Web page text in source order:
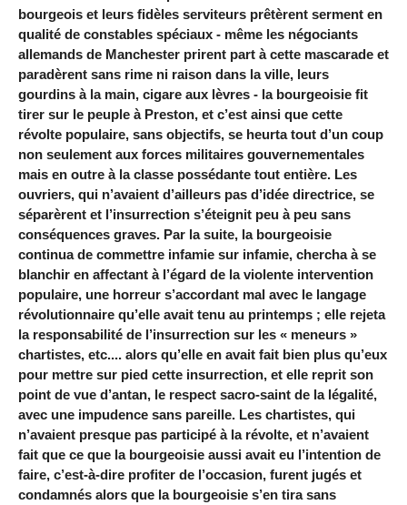
bourgeois et leurs fidèles serviteurs prêtèrent serment en
qualité de constables spéciaux - même les négociants
allemands de Manchester prirent part à cette mascarade et
paradèrent sans rime ni raison dans la ville, leurs
gourdins à la main, cigare aux lèvres - la bourgeoisie fit
tirer sur le peuple à Preston, et c’est ainsi que cette
révolte populaire, sans objectifs, se heurta tout d’un coup
non seulement aux forces militaires gouvernementales
mais en outre à la classe possédante tout entière. Les
ouvriers, qui n’avaient d’ailleurs pas d’idée directrice, se
séparèrent et l’insurrection s’éteignit peu à peu sans
conséquences graves. Par la suite, la bourgeoisie
continua de commettre infamie sur infamie, chercha à se
blanchir en affectant à l’égard de la violente intervention
populaire, une horreur s’accordant mal avec le langage
révolutionnaire qu’elle avait tenu au printemps ; elle rejeta
la responsabilité de l’insurrection sur les « meneurs »
chartistes, etc.... alors qu’elle en avait fait bien plus qu’eux
pour mettre sur pied cette insurrection, et elle reprit son
point de vue d’antan, le respect sacro-saint de la légalité,
avec une impudence sans pareille. Les chartistes, qui
n’avaient presque pas participé à la révolte, et n’avaient
fait que ce que la bourgeoisie aussi avait eu l’intention de
faire, c’est-à-dire profiter de l’occasion, furent jugés et
condamnés alors que la bourgeoisie s’en tira sans